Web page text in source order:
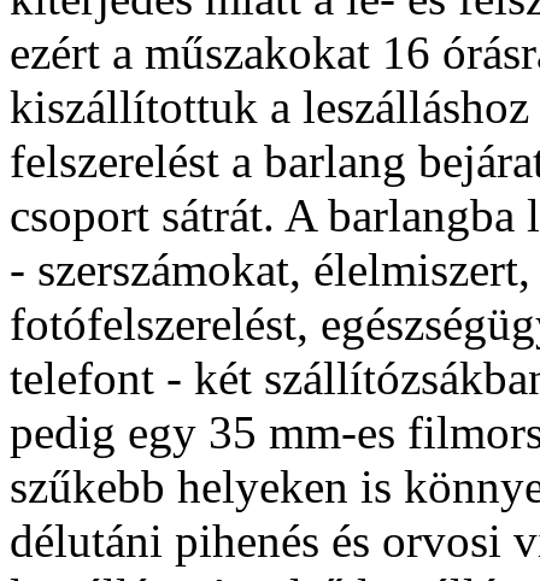
ezért a műszakokat 16
kiszállítottuk a leszálláshoz
felszerelést a barlang
csoport sátrát. A barlangba
- szerszámokat,
fotófelszerelést,
telefont - két
pedig egy 35 mm-es
szűkebb helyeken is
délutáni pihenés és orvosi